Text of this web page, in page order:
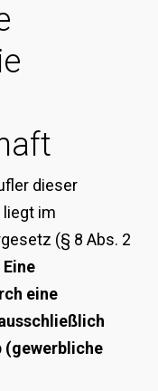
dieser
liegt im
(§ 8 Abs. 2
Eine
eine
(gewerbliche